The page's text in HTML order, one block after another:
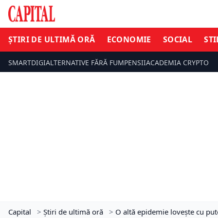
ȘTIRI DE ULTIMĂ ORĂ ECONOMIE SOCIAL
SMARTDIGIALTERNATIVE FĂRĂ FUMPENSIIACADEMIA CRYPTO
Capital > Știri de ultimă oră > O altă epidemie lovește cu